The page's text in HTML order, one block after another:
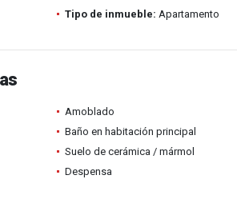
Tipo de inmueble: Apartamento
Amoblado
Baño en habitación principal
Suelo de cerámica / mármol
Despensa